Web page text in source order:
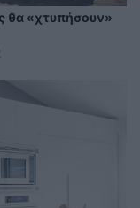
θα «χτυπήσουν»